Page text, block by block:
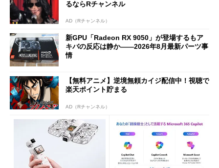
るならRチャンネル
AD（Rチャンネル）
新GPU「Radeon RX 9050」が登場するもア
キバの反応は静か――2026年8月最新パーツ事
情
【無料アニメ】逆境無頼カイジ配信中！視聴で
楽天ポイント貯まる
AD（Rチャンネル）